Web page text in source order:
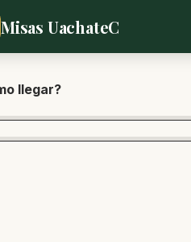
Misas UachateC
llegar?